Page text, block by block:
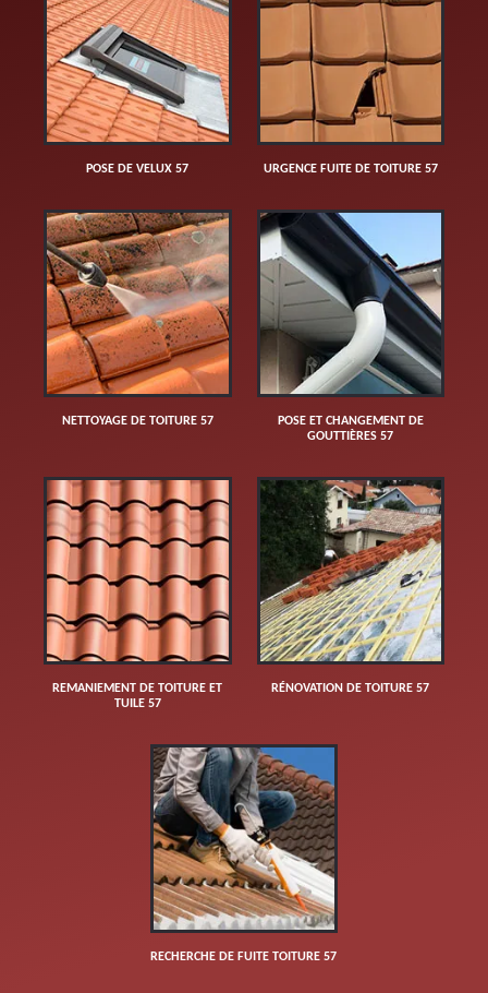
POSE DE VELUX 57 URGENCE FUITE DE TOITURE 57
NETTOYAGE DE TOITURE 57
POSE ET CHANGEMENT DE
GOUTTIÈRES 57
REMANIEMENT DE TOITURE ET
TUILE 57
RÉNOVATION DE TOITURE 57
RECHERCHE DE FUITE TOITURE 57